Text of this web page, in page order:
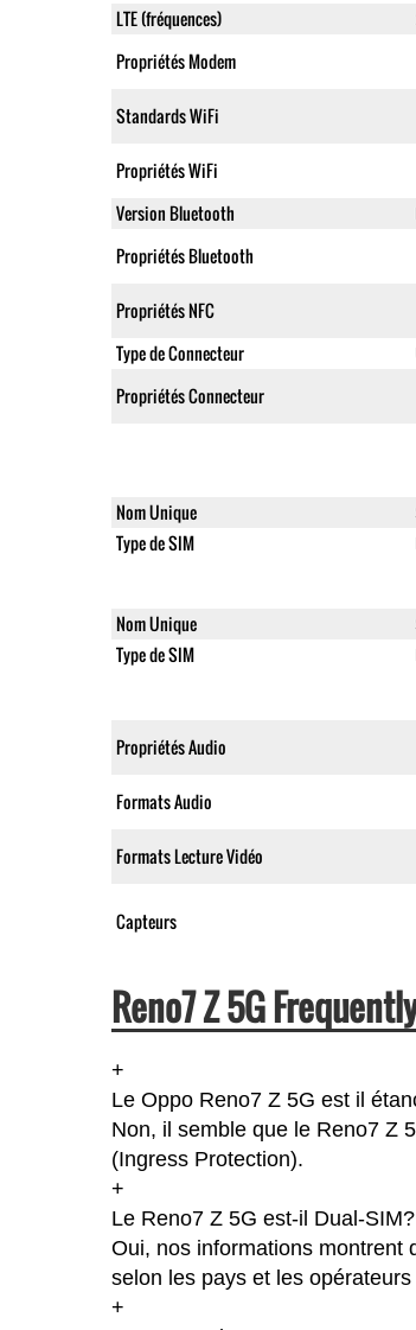
LTE (fréquences)
Propriétés Modem
Standards WiFi
Propriétés WiFi
Version Bluetooth
Propriétés Bluetooth
Propriétés NFC
Type de Connecteur
Propriétés Connecteur
Nom Unique
Type de SIM
Nom Unique
Type de SIM
Propriétés Audio
Formats Audio
Formats Lecture Vidéo
Capteurs
Reno7 Z 5G
+
Le Oppo Reno7 Z 5G est il
Non, il semble que le Reno7 Z
(Ingress Protection).
+
Le Reno7 Z 5G est-il Dual-SIM?
Oui, nos informations montrent
selon les pays et les
+